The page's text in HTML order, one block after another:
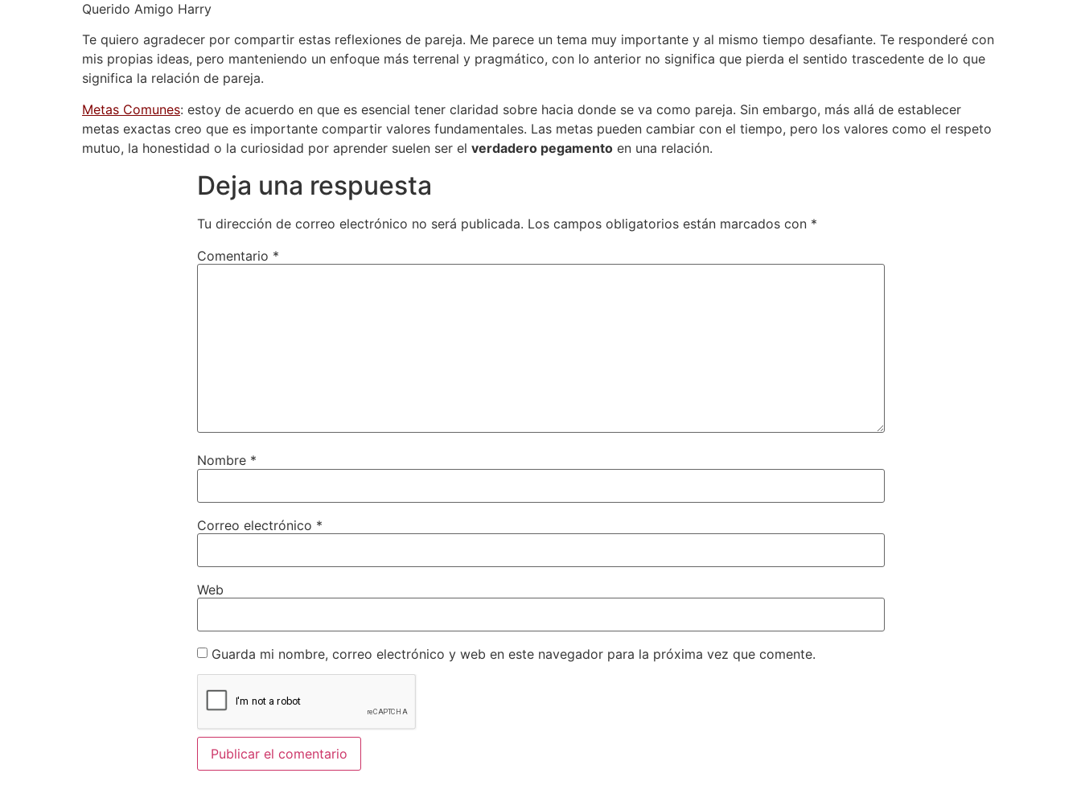
Querido Amigo Harry
Te quiero agradecer por compartir estas reflexiones de pareja. Me parece un tema muy importante y al mismo tiempo desafiante. Te responderé con
mis propias ideas, pero manteniendo un enfoque más terrenal y pragmático, con lo anterior no significa que pierda el sentido trascedente de lo que
significa la relación de pareja.
Metas Comunes: estoy de acuerdo en que es esencial tener claridad sobre hacia donde se va como pareja. Sin embargo, más allá de establecer
metas exactas creo que es importante compartir valores fundamentales. Las metas pueden cambiar con el tiempo, pero los valores como el respeto
mutuo, la honestidad o la curiosidad por aprender suelen ser el verdadero pegamento en una relación.
Deja una respuesta
Tu dirección de correo electrónico no será publicada. Los campos obligatorios están marcados con *
Comentario *
Nombre *
Correo electrónico *
Web
Guarda mi nombre, correo electrónico y web en este navegador para la próxima vez que comente.